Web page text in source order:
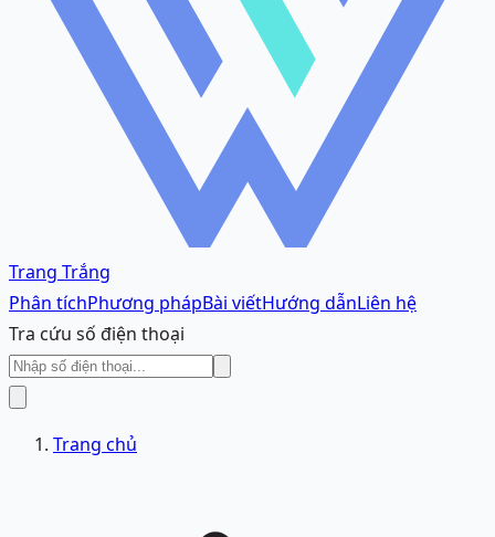
Trang Trắng
Phân tíchPhương phápBài viếtHướng dẫnLiên hệ
Tra cứu số điện thoại
Trang chủ